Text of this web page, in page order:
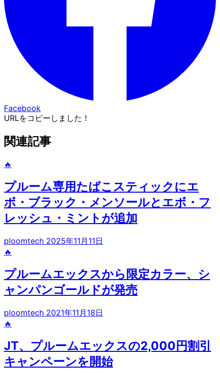
Facebook
URLをコピーしました！
関連記事
🔥
プルーム専用たばこスティックにエ
ボ・ブラック・メンソールとエボ・フ
レッシュ・ミントが追加
ploomtech 2025年11月11日
🔥
プルームエックスから限定カラー、シ
ャンパンゴールドが発売
ploomtech 2021年11月18日
🔥
JT、プルームエックスの2,000円割引
キャンペーンを開始